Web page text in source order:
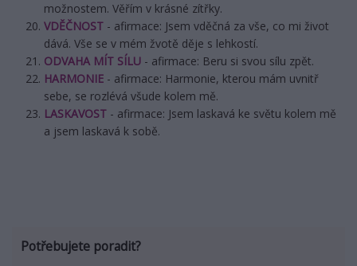
možnostem. Věřím v krásné zítřky.
VDĚČNOST - afirmace: Jsem vděčná za vše, co mi život
dává. Vše se v mém žvotě děje s lehkostí.
ODVAHA MÍT SÍLU - afirmace: Beru si svou sílu zpět.
HARMONIE - afirmace: Harmonie, kterou mám uvnitř
sebe, se rozlévá všude kolem mě.
LASKAVOST - afirmace: Jsem laskavá ke světu kolem mě
a jsem laskavá k sobě.
Potřebujete poradit?